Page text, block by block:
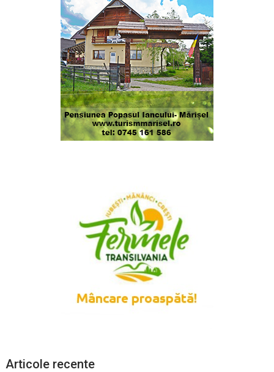
Articole recente